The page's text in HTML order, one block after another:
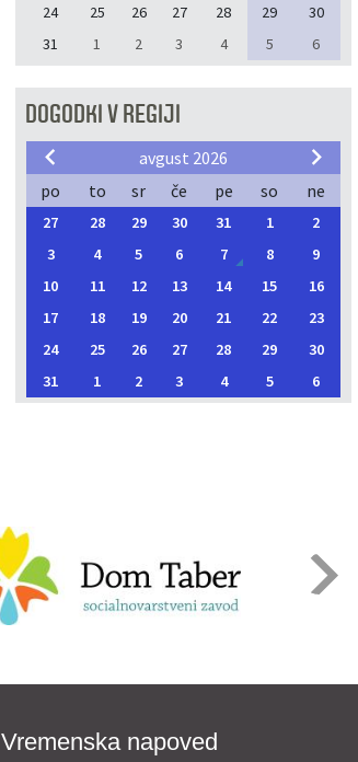
24
25 26 27 28 29
30
31
1 2 3 4 5 6
DOGODKI V REGIJI
avgust 2026
po
to sr če pe so ne
27 28 29 30 31 1
2
3
4 5 6 7 8
9
10
11 12 13 14 15
16
17
18 19 20 21 22
23
24
25 26 27 28 29
30
31
1 2 3 4 5 6
Vremenska napoved